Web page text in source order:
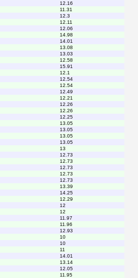
12.16
11.31
12.3
12.11
12.06
14.98
14.01
13.08
13.03
12.58
15.91
12.1
12.54
12.54
12.49
12.21
12.26
12.26
12.25
13.05
13.05
13.05
13.05
13
12.73
12.73
12.73
12.73
12.73
13.39
14.25
12.29
12
12
11.97
11.96
12.93
10
10
11
14.01
13.14
12.05
11.95